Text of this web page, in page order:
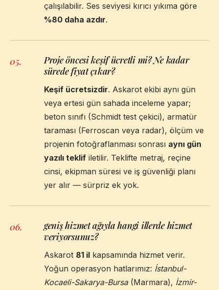
çalışılabilir. Ses seviyesi kırıcı yıkıma göre
%80 daha azdır.
05.
Proje öncesi keşif ücretli mi? Ne kadar
sürede fiyat çıkar?
Keşif ücretsizdir. Askarot ekibi aynı gün
veya ertesi gün sahada inceleme yapar;
beton sınıfı (Schmidt test çekici), armatür
taraması (Ferroscan veya radar), ölçüm ve
projenin fotoğraflanması sonrası aynı gün
yazılı teklif iletilir. Teklifte metraj, reçine
cinsi, ekipman süresi ve iş güvenliği planı
yer alır — sürpriz ek yok.
06.
geniş hizmet ağıyla hangi illerde hizmet
veriyorsunuz?
Askarot 81 il kapsamında hizmet verir.
Yoğun operasyon hatlarımız: İstanbul-
Kocaeli-Sakarya-Bursa(Marmara), İzmir-